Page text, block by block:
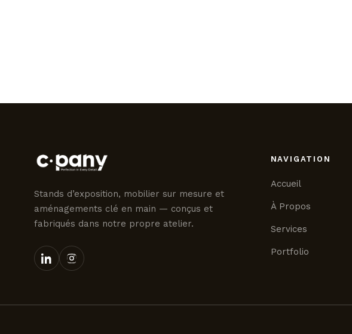
Stands d’exposition, mobilier sur mesure et
aménagements clé en main — conçus et
fabriqués dans notre propre atelier.
NAVIGATION
Accueil
À Propos
Services
Portfolio